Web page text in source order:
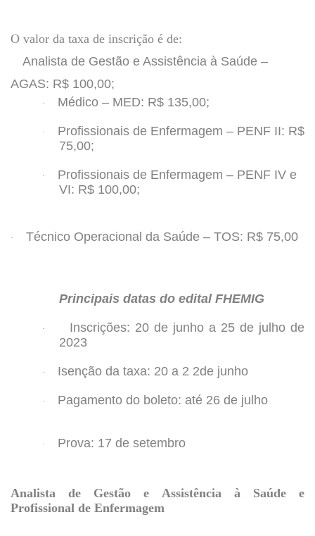
O valor da taxa de inscrição é de:
Analista de Gestão e Assistência à Saúde –
AGAS: R$ 100,00;
· Médico – MED: R$ 135,00;
·
Profissionais de Enfermagem – PENF II: R$
75,00;
·
Profissionais de Enfermagem – PENF IV e
VI: R$ 100,00;
· Técnico Operacional da Saúde – TOS: R$ 75,00
Principais datas do edital FHEMIG
· Inscrições: 20 de junho a 25 de julho de
2023
· Isenção da taxa: 20 a 2 2de junho
· Pagamento do boleto: até 26 de julho
· Prova: 17 de setembro
Analista de Gestão e Assistência à Saúde e
Profissional de Enfermagem